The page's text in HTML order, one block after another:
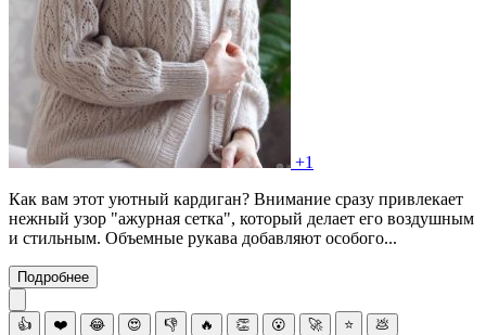
+1
Как вам этот уютный кардиган? Внимание сразу привлекает
нежный узор "ажурная сетка", который делает его воздушным
и стильным. Объемные рукава добавляют особого...
Подробнее
👍 ❤️ 😂 😍 👎 🔥 👏 😮 🚀 ⭐ 💩